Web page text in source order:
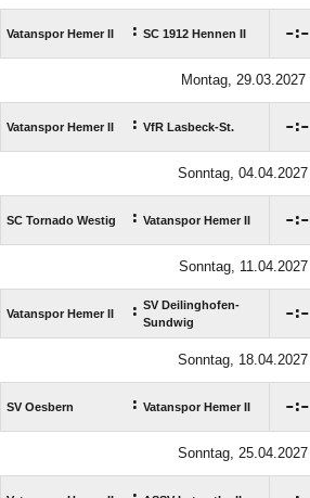
Vatanspor Hemer II : SC 1912 Hennen II :
Montag, 29.03.2027
Vatanspor Hemer II : VfR Lasbeck-St. :
Sonntag, 04.04.2027
SC Tornado Westig : Vatanspor Hemer II :
Sonntag, 11.04.2027
Vatanspor Hemer II : SV Deilinghofen-
Sundwig
:
Sonntag, 18.04.2027
SV Oesbern : Vatanspor Hemer II :
Sonntag, 25.04.2027